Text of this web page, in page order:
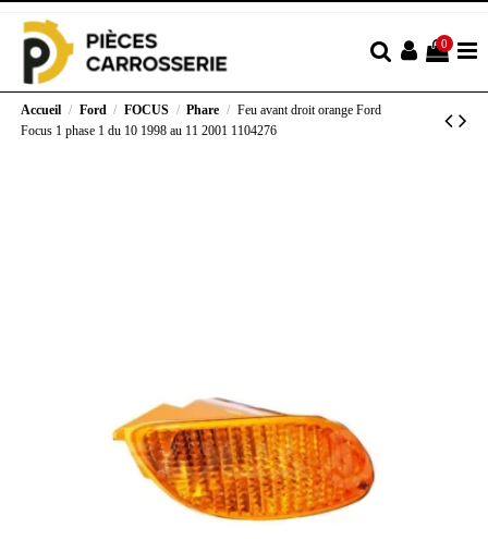
0
Accueil Ford FOCUS Phare
Feu avant droit orange Ford
Focus 1 phase 1 du 10 1998 au 11 2001 1104276